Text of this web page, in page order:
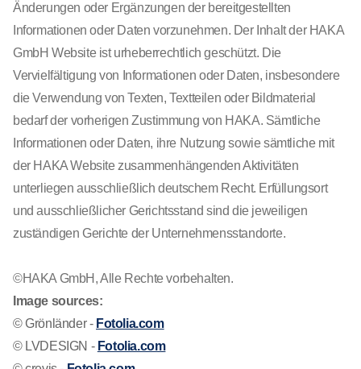
Änderungen oder Ergänzungen der bereitgestellten
Informationen oder Daten vorzunehmen. Der Inhalt der HAKA
GmbH Website ist urheberrechtlich geschützt. Die
Vervielfältigung von Informationen oder Daten, insbesondere
die Verwendung von Texten, Textteilen oder Bildmaterial
bedarf der vorherigen Zustimmung von HAKA. Sämtliche
Informationen oder Daten, ihre Nutzung sowie sämtliche mit
der HAKA Website zusammenhängenden Aktivitäten
unterliegen ausschließlich deutschem Recht. Erfüllungsort
und ausschließlicher Gerichtsstand sind die jeweiligen
zuständigen Gerichte der Unternehmensstandorte.
©HAKA GmbH, Alle Rechte vorbehalten.
Image sources:
© Grönländer - Fotolia.com
© LVDESIGN - Fotolia.com